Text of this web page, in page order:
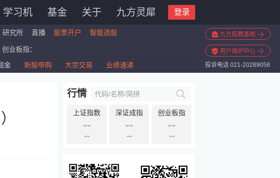
学习机 基金 关于 九方灵犀 登录
研究所 直播 股票开户 智能选股 九方投教基地
用户保护中心
投诉电话 021-20289058
创业板指：
红筹指数：
金 新股申购 大宗交易 业绩速递
行情
上证指数
--
--
深证成指
--
--
创业板指
--
--